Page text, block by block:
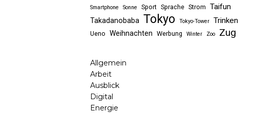
Smartphone Sonne Sport Sprache Strom Taifun
Takadanobaba Tokyo Tokyo-Tower Trinken
Ueno Weihnachten Werbung Winter Zoo Zug
Allgemein
Arbeit
Ausblick
Digital
Energie